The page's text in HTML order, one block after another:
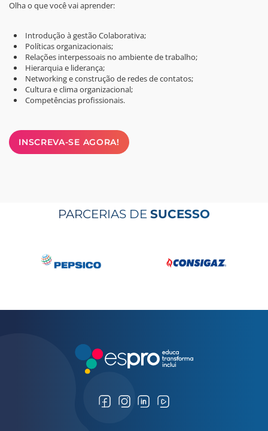
Olha o que você vai aprender:
Introdução à gestão Colaborativa;
Políticas organizacionais;
Relações interpessoais no ambiente de trabalho;
Hierarquia e liderança;
Networking e construção de redes de contatos;
Cultura e clima organizacional;
Competências profissionais.
INSCREVA-SE AGORA!
PARCERIAS DE SUCESSO